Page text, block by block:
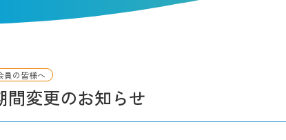
員の皆様へ
間変更のお知らせ